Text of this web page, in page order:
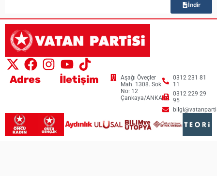
İndir
Adres
Aşağı Öveçler
Mah. 1308. Sok.
No: 12
Çankaya/ANKARA
İletişim
0312 231 81
11
0312 229 29
95